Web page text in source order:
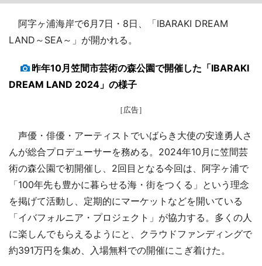
阿字ヶ浦海岸で6月7日・8日、「IBARAKI DREAM
LAND～SEA～」が開かれる。
昨年10月笠間市芸術の森公園で開催した「IBARAKI
DREAM LAND 2024」の様子
［広告］
声優・俳優・アーティストでいばらき大使の安達勇人さ
んが総合プロデューサーを務める。2024年10月に笠間芸
術の森公園で初開催し、2回目となる今回は、阿字ヶ浦で
「100年先も豊かに暮らせる海・街をつくる」という理念
を掲げて活動し、定期的にマーケットなどを開いている
「イバフォルニア・プロジェクト」が協力する。多くの人
に楽しんでもらえるようにと、クラウドファンディングで
約391万円を集め、入場無料での開催にこぎ着けた。